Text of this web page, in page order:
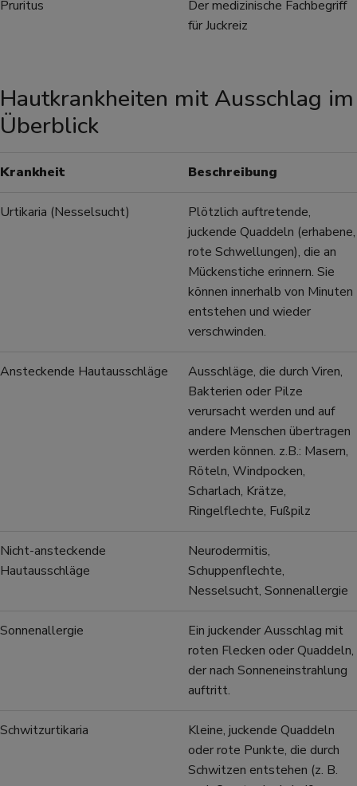
Pruritus
Der medizinische Fachbegriff
für Juckreiz
Hautkrankheiten mit Ausschlag im
Überblick
Krankheit Beschreibung
Urtikaria (Nesselsucht)
Plötzlich auftretende,
juckende Quaddeln (erhabene,
rote Schwellungen), die an
Mückenstiche erinnern. Sie
können innerhalb von Minuten
entstehen und wieder
verschwinden.
Ansteckende Hautausschläge
Ausschläge, die durch Viren,
Bakterien oder Pilze
verursacht werden und auf
andere Menschen übertragen
werden können. z.B.: Masern,
Röteln, Windpocken,
Scharlach, Krätze,
Ringelflechte, Fußpilz
Nicht-ansteckende
Hautausschläge
Neurodermitis,
Schuppenflechte,
Nesselsucht, Sonnenallergie
Sonnenallergie
Ein juckender Ausschlag mit
roten Flecken oder Quaddeln,
der nach Sonneneinstrahlung
auftritt.
Schwitzurtikaria
Kleine, juckende Quaddeln
oder rote Punkte, die durch
Schwitzen entstehen (z. B.